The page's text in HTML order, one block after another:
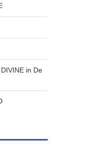
in De